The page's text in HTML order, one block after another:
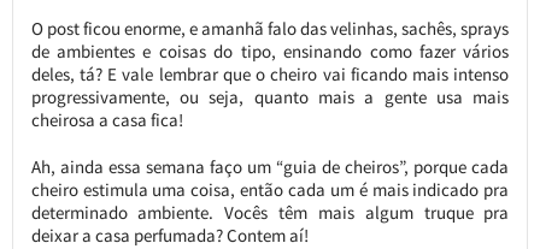
O post ficou enorme, e amanhã falo das velinhas, sachês, sprays
de ambientes e coisas do tipo, ensinando como fazer vários
deles, tá? E vale lembrar que o cheiro vai ficando mais intenso
progressivamente, ou seja, quanto mais a gente usa mais
cheirosa a casa fica!
Ah, ainda essa semana faço um “guia de cheiros”, porque cada
cheiro estimula uma coisa, então cada um é mais indicado pra
determinado ambiente. Vocês têm mais algum truque pra
deixar a casa perfumada? Contem aí!